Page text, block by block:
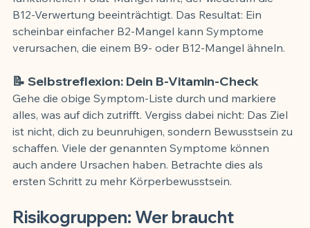
B12-Verwertung beeinträchtigt. Das Resultat: Ein
scheinbar einfacher B2-Mangel kann Symptome
verursachen, die einem B9- oder B12-Mangel ähneln.
📝 Selbstreflexion: Dein B-Vitamin-Check
Gehe die obige Symptom-Liste durch und markiere
alles, was auf dich zutrifft. Vergiss dabei nicht: Das Ziel
ist nicht, dich zu beunruhigen, sondern Bewusstsein zu
schaffen. Viele der genannten Symptome können
auch andere Ursachen haben. Betrachte dies als
ersten Schritt zu mehr Körperbewusstsein.
Risikogruppen: Wer braucht